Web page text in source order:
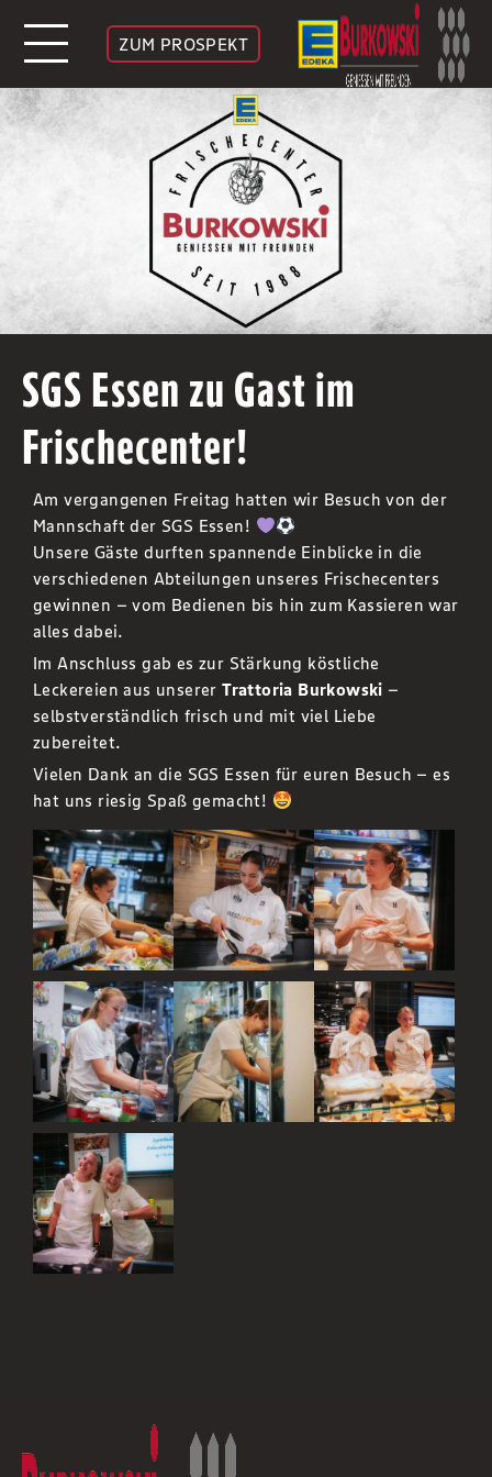
ZUM PROSPEKT
SGS Essen zu Gast im
Frischecenter!
Am vergangenen Freitag hatten wir Besuch von der
Mannschaft der SGS Essen!
Unsere Gäste durften spannende Einblicke in die
verschiedenen Abteilungen unseres Frischecenters
gewinnen – vom Bedienen bis hin zum Kassieren war
alles dabei.
Im Anschluss gab es zur Stärkung köstliche
Leckereien aus unsererTrattoria Burkowski –
selbstverständlich frisch und mit viel Liebe
zubereitet.
Vielen Dank an die SGS Essen für euren Besuch – es
hat uns riesig Spaß gemacht!